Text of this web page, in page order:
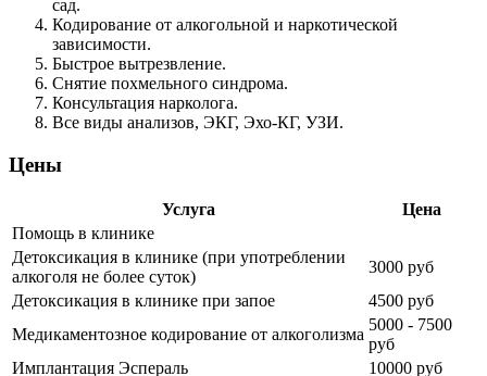
сад.
Кодирование от алкогольной и наркотической
зависимости.
Быстрое вытрезвление.
Снятие похмельного синдрома.
Консультация нарколога.
Все виды анализов, ЭКГ, Эхо-КГ, УЗИ.
Цены
Услуга
Цена
Помощь в клинике
Детоксикация в клинике (при употреблении
алкоголя не более суток)
3000 руб
Детоксикация в клинике при запое
4500 руб
Медикаментозное кодирование от алкоголизма
5000 - 7500
руб
Имплантация Эспераль
10000 руб